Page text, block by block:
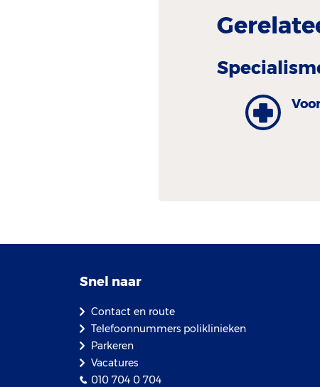
Snel naar
Contact en route
Telefoonnummers poliklinieken
Parkeren
Vacatures
010 704 0 704